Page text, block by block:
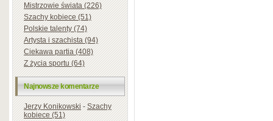
Mistrzowie świata (226)
Szachy kobiece (51)
Polskie talenty (74)
Artysta i szachista (94)
Ciekawa partia (408)
Z życia sportu (64)
Najnowsze komentarze
Jerzy Konikowski-Szachy
kobiece (51)